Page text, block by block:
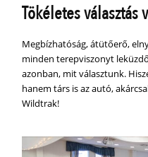
Tökéletes választás
Megbízhatóság, átütőerő,
minden terepviszonyt
azonban, mit választunk.
hanem társ is az autó,
Wildtrak!